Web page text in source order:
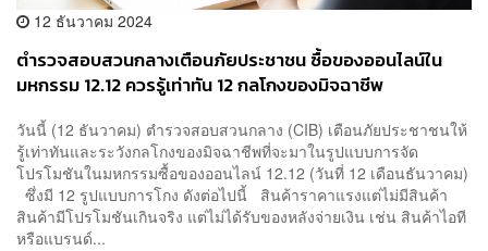
12 ธันวาคม 2024
ตำรวจสอบสวนกลางเตือนภัยประชาชน ซื้อของออนไลน์ใน
มหกรรม 12.12 ควรรู้เท่าทัน 12 กลโกงของมิจฉาชีพ
วันนี้ (12 ธันวาคม) ตำรวจสอบสวนกลาง (CIB) เตือนภัยประชาชนให้
รู้เท่าทันและระวังกลโกงของมิจฉาชีพที่จะมาในรูปแบบการจัด
โปรโมชันในมหกรรมซื้อของออนไลน์ 12.12 (วันที่ 12 เดือนธันวาคม)
ซึ่งมี 12 รูปแบบการโกง ดังต่อไปนี้ สินค้าราคาแรงแต่ไม่มีสินค้า
สินค้ามีโปรโมชันเกินจริง แต่ไม่ได้รับของหลังจ่ายเงิน เช่น สินค้าไอที
หรือแบรนด์...